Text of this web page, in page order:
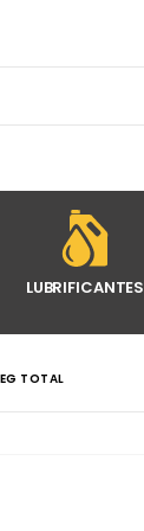
LUBRIFICANTES
TOTAL